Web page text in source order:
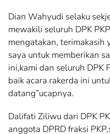
Dian Wahyudi selaku
mewakili seluruh DPK
mengatakan, terimakasih
saya untuk memberikan
ini,kami dan seluruh DPK
baik acara rakerda ini
datang”ucapnya.
Dalifati Ziliwu dari DPK
anggota DPRD fraksi